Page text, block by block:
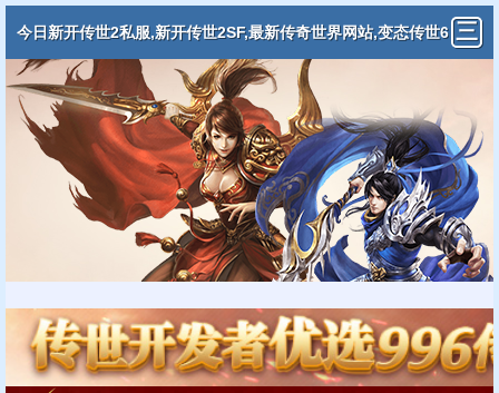
今日新开传世2私服,新开传世2SF,最新传奇世界网站,变态传世6
5535